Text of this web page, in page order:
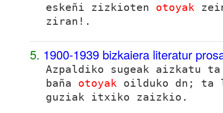
eskeñi zizkioten otoyak
ziran!.
5. 1900-1939 bizkaiera literatur
Azpaldiko sugeak aizkatu
baña otoyak oilduko dn ; ta
guziak itxiko zaizkio.